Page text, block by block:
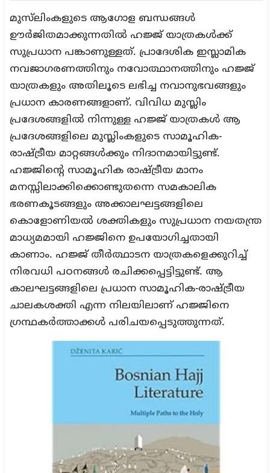
മുസ്‌ലിംകളുടെ ആഗോള ബന്ധങ്ങൾ
ഊർജിതമാക്കുന്നതിൽ ഹജ്ജ് യാത്രകൾക്ക്
സുപ്രധാന പങ്കാണുള്ളത്. പ്രാദേശിക ഇസ്ലാമിക
നവജാഗരണത്തിനും നവോത്ഥാനത്തിനും ഹജ്ജ്
യാത്രകളും അതിലൂടെ ലഭിച്ച നവാനുഭവങ്ങളും
പ്രധാന കാരണങ്ങളാണ്. വിവിധ മുസ്ലിം
പ്രദേശങ്ങളിൽ നിന്നുള്ള ഹജ്ജ് യാത്രകൾ ആ
പ്രദേശങ്ങളിലെ മുസ്ലിംകളുടെ സാമൂഹിക-
രാഷ്ട്രീയ മാറ്റങ്ങൾക്കും നിദാനമായിട്ടുണ്ട്.
ഹജ്ജിന്റെ സാമൂഹിക രാഷ്ട്രീയ മാനം
മനസ്സിലാക്കിക്കൊണ്ടുതന്നെ സമകാലിക
ഭരണകൂടങ്ങളും അക്കാലഘട്ടങ്ങളിലെ
കൊളോണിയൽ ശക്തികളും സുപ്രധാന നയതന്ത്ര
മാധ്യമമായി ഹജ്ജിനെ ഉപയോഗിച്ചതായി
കാണാം. ഹജ്ജ് തീർത്ഥാടന യാത്രകളെക്കുറിച്ച്
നിരവധി പഠനങ്ങൾ രചിക്കപ്പെട്ടിട്ടുണ്ട്. ആ
കാലഘട്ടങ്ങളിലെ പ്രധാന സാമൂഹിക-രാഷ്ട്രീയ
ചാലകശക്തി എന്ന നിലയിലാണ് ഹജ്ജിനെ
ഗ്രന്ഥകർത്താക്കൾ പരിചയപ്പെടുത്തുന്നത്.